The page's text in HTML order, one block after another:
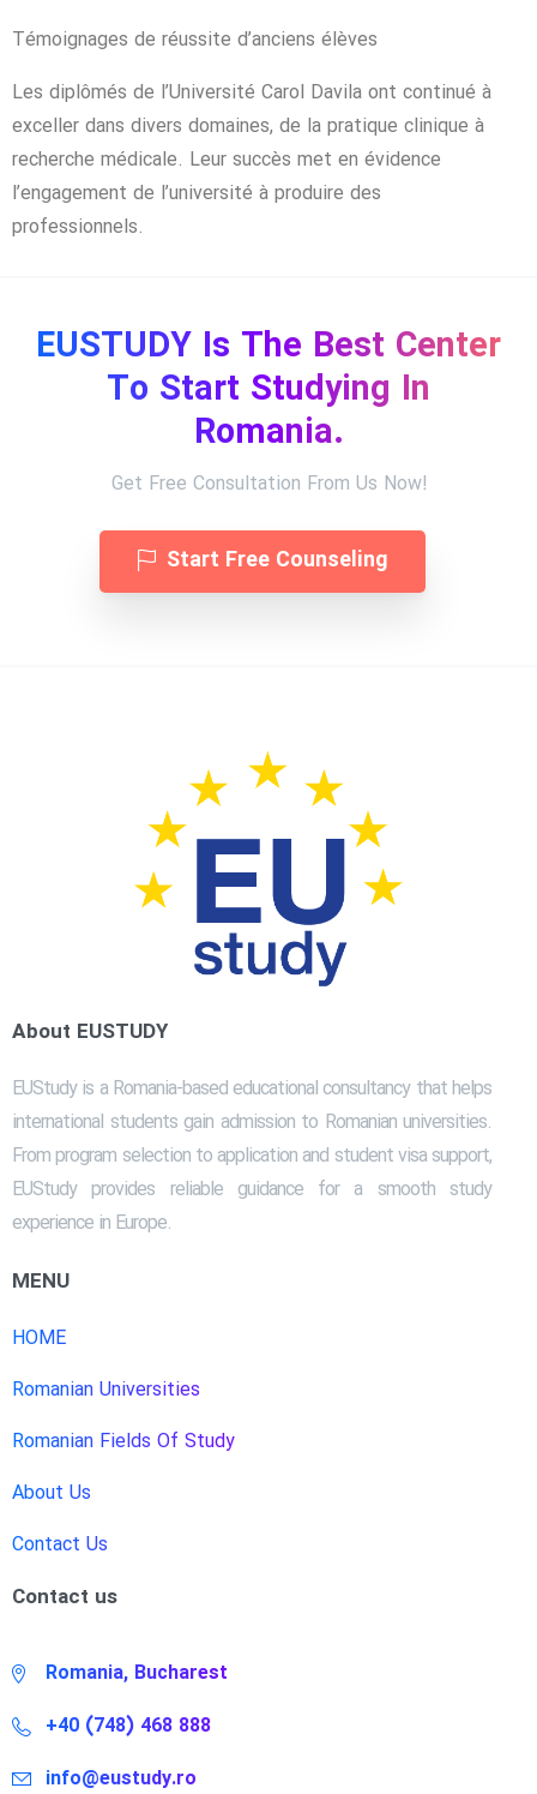
Témoignages de réussite d’anciens élèves
Les diplômés de l’Université Carol Davila ont continué à
exceller dans divers domaines, de la pratique clinique à
recherche médicale. Leur succès met en évidence
l’engagement de l’université à produire des
professionnels.
EUSTUDY Is The Best Center
To Start Studying In
Romania.
Get Free Consultation From Us Now!
Start Free Counseling
About EUSTUDY
EUStudy is a Romania-based educational consultancy that helps
international students gain admission to Romanian universities.
From program selection to application and student visa support,
EUStudy provides reliable guidance for a smooth study
experience in Europe.
MENU
HOME
Romanian Universities
Romanian Fields Of Study
About Us
Contact Us
Contact us
Romania, Bucharest
+40 (748) 468 888
info@eustudy.ro